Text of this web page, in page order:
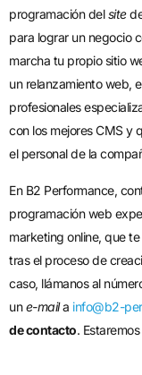
programación delsite
para lograr un negocio
marcha tu propio sitio
un relanzamiento web,
profesionales
con los mejores CMS y
el personal de la
En B2 Performance,
programación web
marketing online, que
tras el proceso de
caso, llámanosal
une-maila info@b2-
de contacto.